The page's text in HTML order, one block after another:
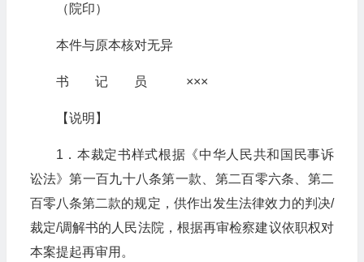
（院印）
本件与原本核对无异
书 记 员 ×××
【说明】
1．本裁定书样式根据《中华人民共和国民事诉
讼法》第一百九十八条第一款、第二百零六条、第二
百零八条第二款的规定，供作出发生法律效力的判决/
裁定/调解书的人民法院，根据再审检察建议依职权对
本案提起再审用。